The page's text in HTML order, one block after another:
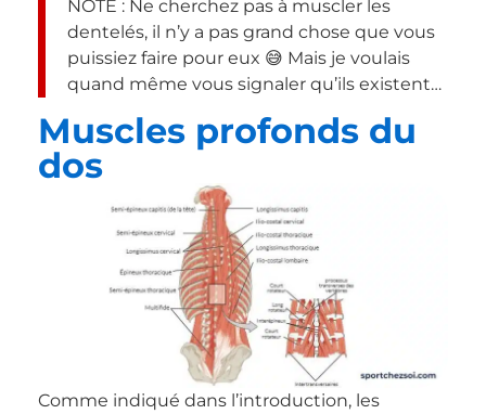
NOTE : Ne cherchez pas à muscler les
dentelés, il n’y a pas grand chose que vous
puissiez faire pour eux 😅 Mais je voulais
quand même vous signaler qu’ils existent…
Muscles profonds du
dos
Comme indiqué dans l’introduction, les